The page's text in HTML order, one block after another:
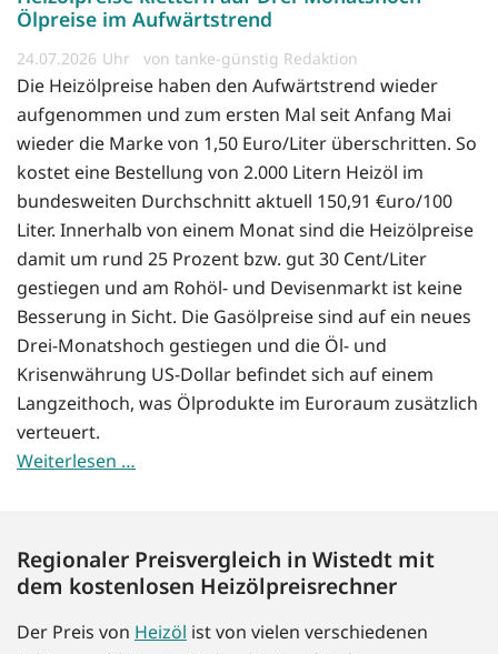
Ölpreise im Aufwärtstrend
24.07.2026 von tanke-günstig Redaktion
Die Heizölpreise haben den Aufwärtstrend wieder
aufgenommen und zum ersten Mal seit Anfang Mai
wieder die Marke von 1,50 Euro/Liter überschritten. So
kostet eine Bestellung von 2.000 Litern Heizöl im
bundesweiten Durchschnitt aktuell 150,91 €uro/100
Liter. Innerhalb von einem Monat sind die Heizölpreise
damit um rund 25 Prozent bzw. gut 30 Cent/Liter
gestiegen und am Rohöl- und Devisenmarkt ist keine
Besserung in Sicht. Die Gasölpreise sind auf ein neues
Drei-Monatshoch gestiegen und die Öl- und
Krisenwährung US-Dollar befindet sich auf einem
Langzeithoch, was Ölprodukte im Euroraum zusätzlich
verteuert.
Weiterlesen …
Regionaler Preisvergleich in Wistedt mit
dem kostenlosen Heizölpreisrechner
Der Preis von Heizöl ist von vielen verschiedenen